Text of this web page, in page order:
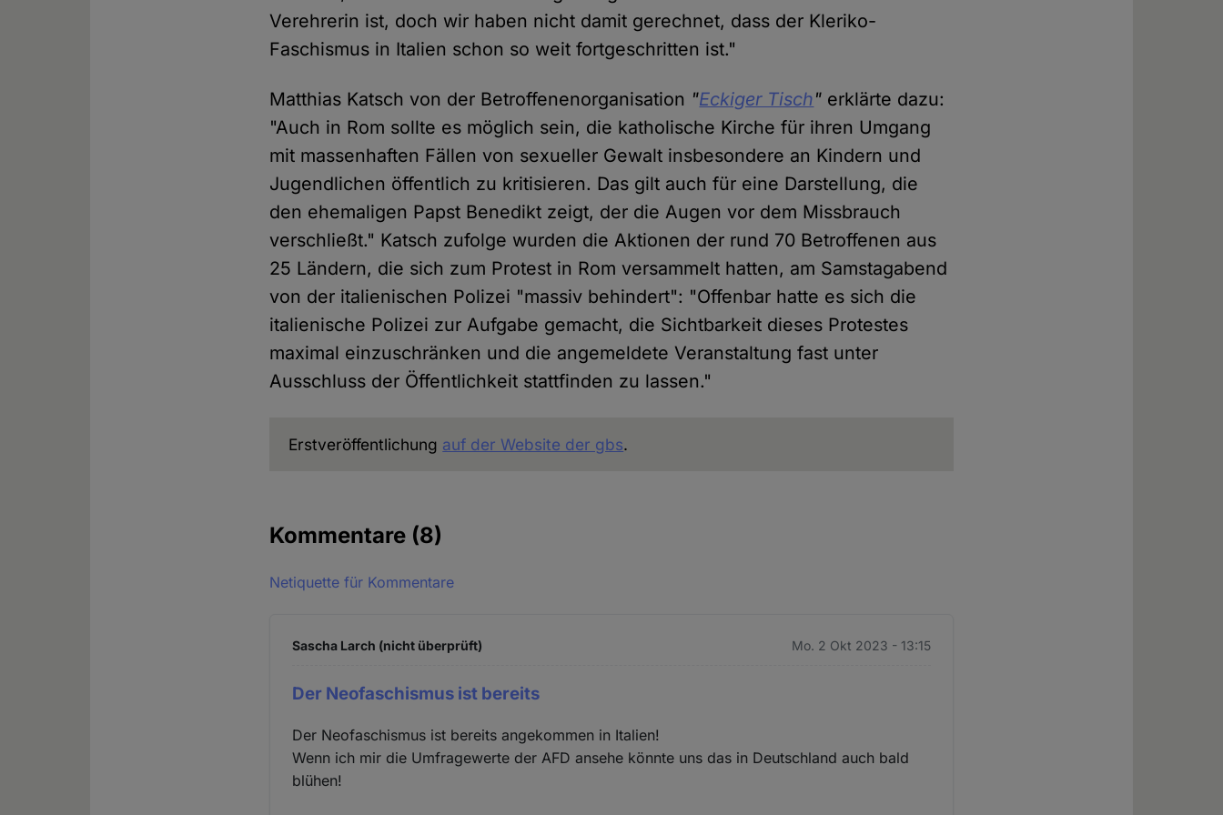
Verehrerin ist, doch wir haben nicht damit gerechnet, dass der Kleriko-
Faschismus in Italien schon so weit fortgeschritten ist."
Matthias Katsch von der Betroffenenorganisation "Eckiger Tisch" erklärte dazu:
"Auch in Rom sollte es möglich sein, die katholische Kirche für ihren Umgang
mit massenhaften Fällen von sexueller Gewalt insbesondere an Kindern und
Jugendlichen öffentlich zu kritisieren. Das gilt auch für eine Darstellung, die
den ehemaligen Papst Benedikt zeigt, der die Augen vor dem Missbrauch
verschließt." Katsch zufolge wurden die Aktionen der rund 70 Betroffenen aus
25 Ländern, die sich zum Protest in Rom versammelt hatten, am Samstagabend
von der italienischen Polizei "massiv behindert": "Offenbar hatte es sich die
italienische Polizei zur Aufgabe gemacht, die Sichtbarkeit dieses Protestes
maximal einzuschränken und die angemeldete Veranstaltung fast unter
Ausschluss der Öffentlichkeit stattfinden zu lassen."
Erstveröffentlichung auf der Website der gbs.
Kommentare (8)
Netiquette für Kommentare
Sascha Larch (nicht überprüft) Mo. 2 Okt 2023 - 13:15
Der Neofaschismus ist bereits
Der Neofaschismus ist bereits angekommen in Italien!
Wenn ich mir die Umfragewerte der AFD ansehe könnte uns das in Deutschland auch bald
blühen!